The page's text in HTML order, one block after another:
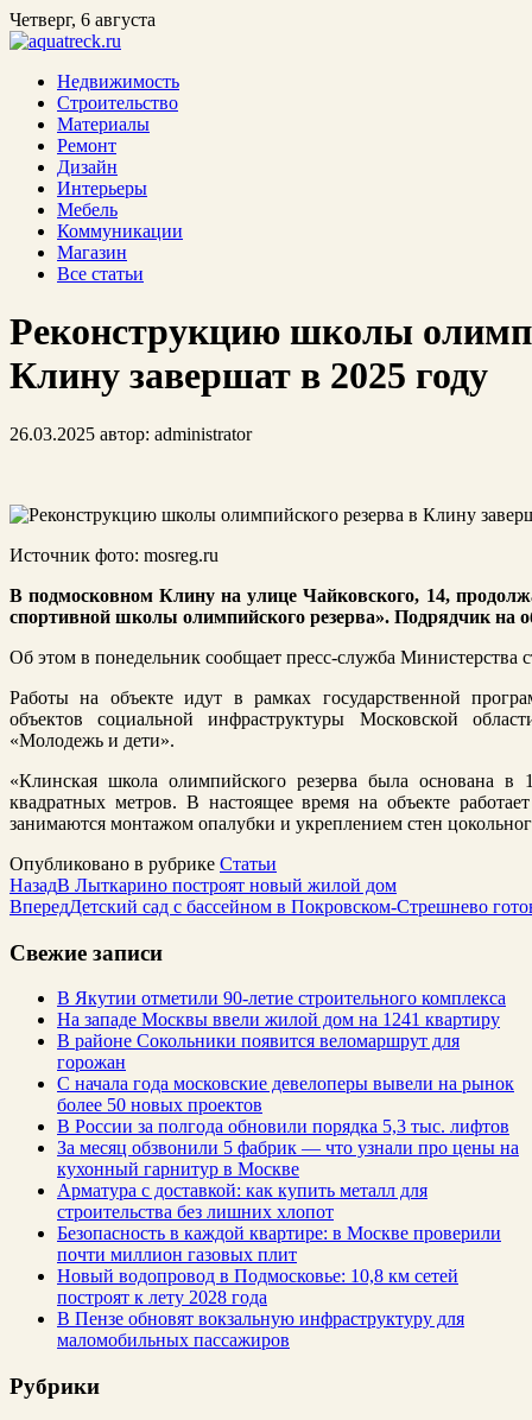
Четверг, 6 августа
Недвижимость
Строительство
Материалы
Ремонт
Дизайн
Интерьеры
Мебель
Коммуникации
Магазин
Все статьи
Реконструкцию школы
Клину завершат в 2025 году
26.03.2025 автор: administrator
Источник фото: mosreg.ru
В подмосковном Клину на улице Чайковского, 14,
спортивной школы олимпийского резерва». Подрядчик на
Об этом в понедельник сообщает пресс-служба Министерства
Работы на объекте идут в рамках государственной
объектов социальной инфраструктуры Московской
«Молодежь и дети».
«Клинская школа олимпийского резерва была основана в
квадратных метров. В настоящее время на объекте
занимаются монтажом опалубки и укреплением стен
Опубликовано в рубрике Статьи
НазадВ Лыткарино построят новый жилой дом
ВпередДетский сад с бассейном в Покровском-Стрешнево
Свежие записи
В Якутии отметили 90-летие строительного комплекса
На западе Москвы ввели жилой дом на 1241 квартиру
В районе Сокольники появится веломаршрут для
горожан
С начала года московские девелоперы вывели на рынок
более 50 новых проектов
В России за полгода обновили порядка 5,3 тыс. лифтов
За месяц обзвонили 5 фабрик — что узнали про цены на
кухонный гарнитур в Москве
Арматура с доставкой: как купить металл для
строительства без лишних хлопот
Безопасность в каждой квартире: в Москве проверили
почти миллион газовых плит
Новый водопровод в Подмосковье: 10,8 км сетей
построят к лету 2028 года
В Пензе обновят вокзальную инфраструктуру для
маломобильных пассажиров
Рубрики